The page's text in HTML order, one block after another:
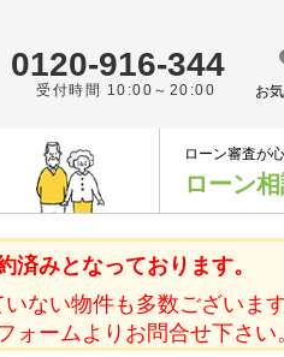
0120-916-344
受付時間 10:00～20:00 お
ローン審査が
ローン
済みとなっております。
ない物件も多数ございます
ォームよりお問合せ下さい